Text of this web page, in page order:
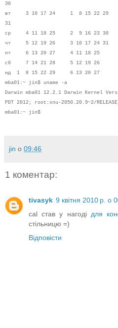
30
вт 3 10 17 24 1 8 15 22
31
ср 4 11 18 25 2 9 16 23
чт 5 12 19 26 3 10 17 24
пт 6 13 20 27 4 11 18 25
сб 7 14 21 28 5 12 19 26
нд 1 8 15 22 29 6 13 20
mba01:~ jin$ uname -a
Darwin mba01 12.2.1 Darwin Kernel
PDT 2012; root:xnu-2050.20.9~2/
mba01:~ jin$
jin о 09:46
1 коментар:
tivasyk 9 квітня 2010 р. о
cal став у нагоді для
стільницю =)
Відповісти